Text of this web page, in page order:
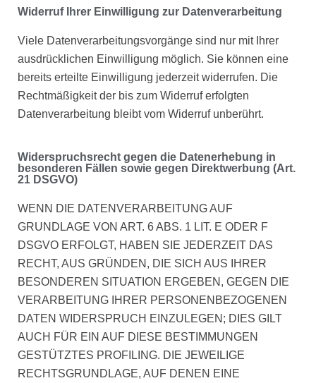
Widerruf Ihrer Einwilligung zur Datenverarbeitung
Viele Datenverarbeitungsvorgänge sind nur mit Ihrer
ausdrücklichen Einwilligung möglich. Sie können eine
bereits erteilte Einwilligung jederzeit widerrufen. Die
Rechtmäßigkeit der bis zum Widerruf erfolgten
Datenverarbeitung bleibt vom Widerruf unberührt.
Widerspruchsrecht gegen die Datenerhebung in
besonderen Fällen sowie gegen Direktwerbung (Art.
21 DSGVO)
WENN DIE DATENVERARBEITUNG AUF
GRUNDLAGE VON ART. 6 ABS. 1 LIT. E ODER F
DSGVO ERFOLGT, HABEN SIE JEDERZEIT DAS
RECHT, AUS GRÜNDEN, DIE SICH AUS IHRER
BESONDEREN SITUATION ERGEBEN, GEGEN DIE
VERARBEITUNG IHRER PERSONENBEZOGENEN
DATEN WIDERSPRUCH EINZULEGEN; DIES GILT
AUCH FÜR EIN AUF DIESE BESTIMMUNGEN
GESTÜTZTES PROFILING. DIE JEWEILIGE
RECHTSGRUNDLAGE, AUF DENEN EINE